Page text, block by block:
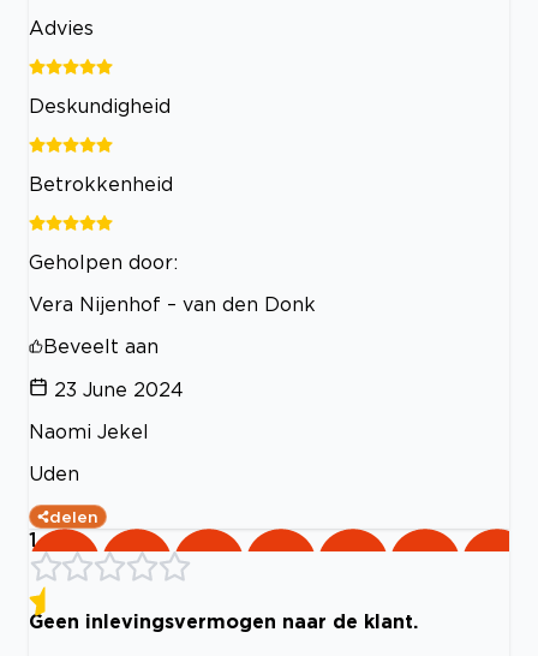
Advies
Deskundigheid
Betrokkenheid
Geholpen door:
Vera Nijenhof – van den Donk
Beveelt aan
23 June 2024
Naomi Jekel
Uden
delen
1
Geen inlevingsvermogen naar de klant.